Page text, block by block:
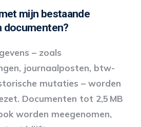
mijn bestaande
documenten?
– zoals
journaalposten, btw-
mutaties – worden
Documenten tot 2,5 MB
worden meegenomen,